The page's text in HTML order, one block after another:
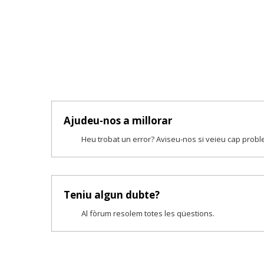
Ajudeu-nos a millorar
Heu trobat un error? Aviseu-nos si veieu cap
Teniu algun dubte?
Al fòrum resolem totes les qüestions.